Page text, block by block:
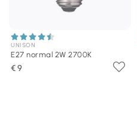
UNISON
E27 normal 2W 2700K
€ 9